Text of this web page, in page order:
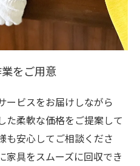
をご用意
ービスをお届けしながら
た柔軟な価格をご提案して
も安心してご相談くださ
家具をスムーズに回収でき